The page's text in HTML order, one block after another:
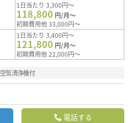
1日当たり 3,300円～
118,800 円/月～
初期費用他 33,000円～
1日当たり 3,400円～
121,800 円/月～
初期費用他 22,000円～
空気清浄機付
電話する